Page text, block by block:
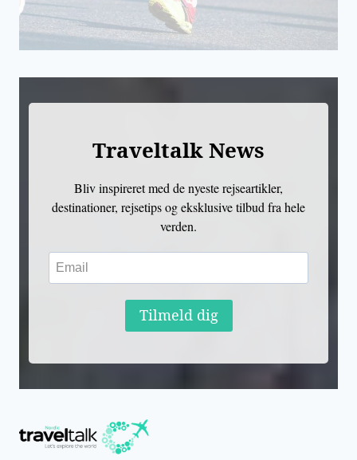
Traveltalk News
Bliv inspireret med de nyeste rejseartikler,
destinationer, rejsetips og eksklusive tilbud fra hele
verden.
Tilmeld dig